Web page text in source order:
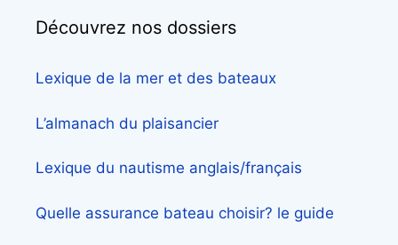
Découvrez nos dossiers
Lexique de la mer et des bateaux
L’almanach du plaisancier
Lexique du nautisme anglais/français
Quelle assurance bateau choisir? le guide